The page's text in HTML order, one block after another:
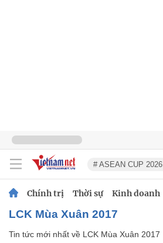
# ASEAN CUP 2026
Chính trị Thời sự Kinh doanh
LCK Mùa Xuân 2017
Tin tức mới nhất về LCK Mùa Xuân 2017